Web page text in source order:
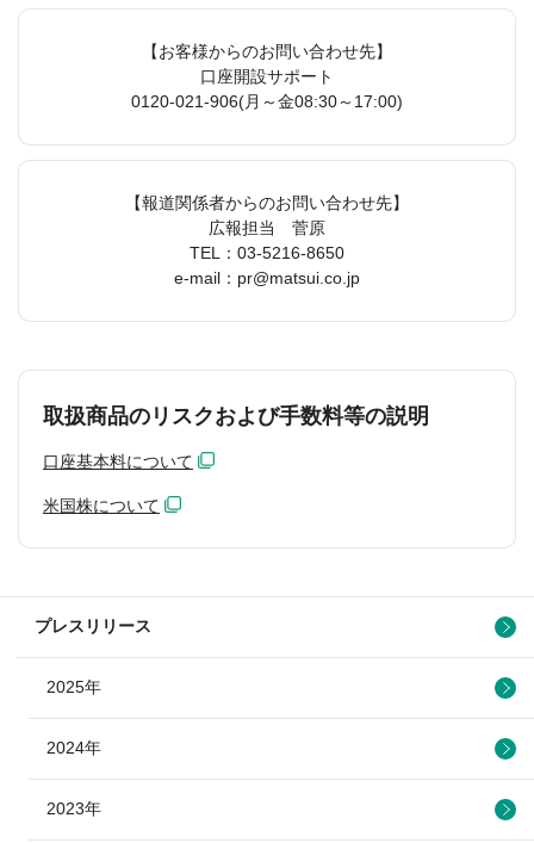
【お客様からのお問い合わせ先】
口座開設サポート
0120-021-906(月～金08:30～17:00)
【報道関係者からのお問い合わせ先】
広報担当 菅原
TEL： 03-5216-8650
e-mail：pr@matsui.co.jp
取扱商品のリスクおよび手数料等の説明
口座基本料について
米国株について
プレスリリース
2025年
2024年
2023年